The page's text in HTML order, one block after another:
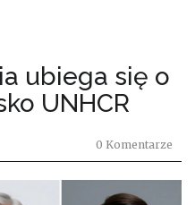
ubiega się o
UNHCR
0 Komentarze